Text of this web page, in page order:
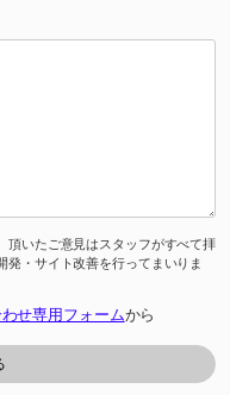
頂いたご意見はスタッフがすべて拝
発・サイト改善を行ってまいりま
せ専用フォームから